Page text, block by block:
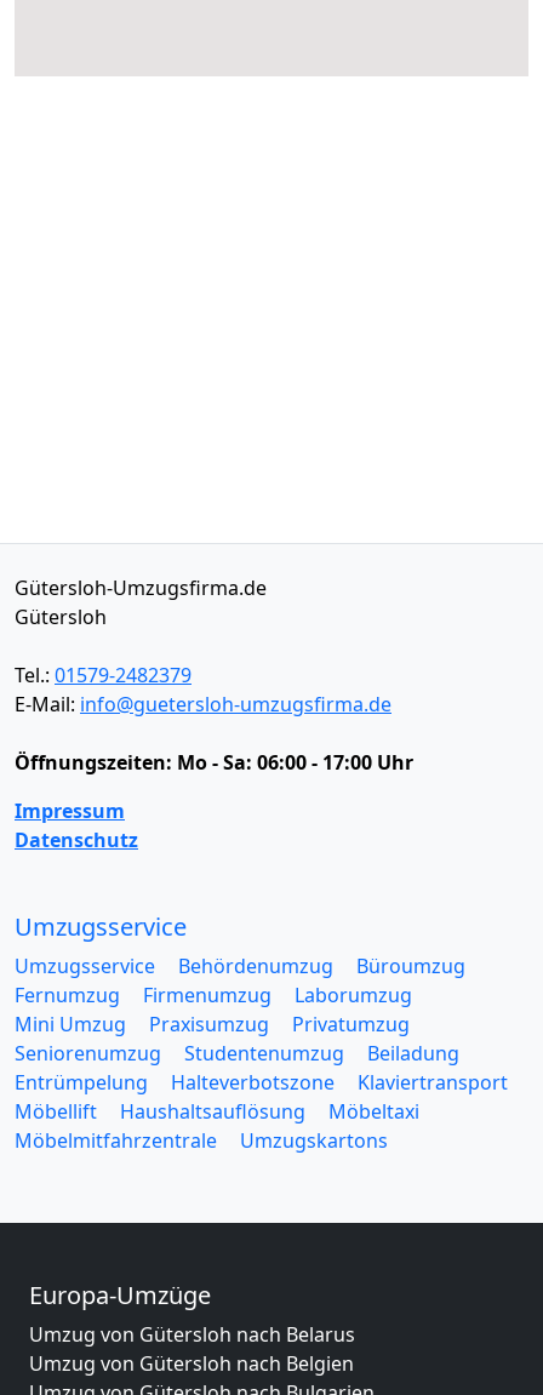
Gütersloh-Umzugsfirma.de
Gütersloh
Tel.: 01579-2482379
E-Mail: info@guetersloh-umzugsfirma.de
Öffnungszeiten: Mo - Sa: 06:00 - 17:00 Uhr
Impressum
Datenschutz
Umzugsservice
Umzugsservice Behördenumzug
Büroumzug
Fernumzug
Firmenumzug
Laborumzug
Mini Umzug
Praxisumzug
Privatumzug
Seniorenumzug
Studentenumzug
Beiladung
Entrümpelung
Halteverbotszone
Klaviertransport
Möbellift
Haushaltsauflösung
Möbeltaxi
Möbelmitfahrzentrale
Umzugskartons
Europa-Umzüge
Umzug von Gütersloh nach Belarus
Umzug von Gütersloh nach Belgien